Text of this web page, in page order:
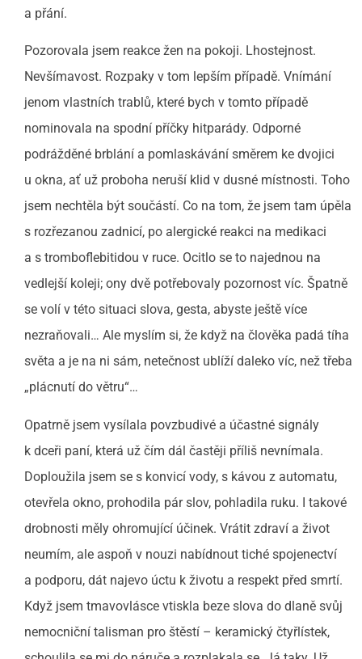
a přání.
Pozorovala jsem reakce žen na pokoji. Lhostejnost.
Nevšímavost. Rozpaky v tom lepším případě. Vnímání
jenom vlastních trablů, které bych v tomto případě
nominovala na spodní příčky hitparády. Odporné
podrážděné brblání a pomlaskávání směrem ke dvojici
u okna, ať už proboha neruší klid v dusné místnosti. Toho
jsem nechtěla být součástí. Co na tom, že jsem tam úpěla
s rozřezanou zadnicí, po alergické reakci na medikaci
a s tromboflebitidou v ruce. Ocitlo se to najednou na
vedlejší koleji; ony dvě potřebovaly pozornost víc. Špatně
se volí v této situaci slova, gesta, abyste ještě více
nezraňovali… Ale myslím si, že když na člověka padá tíha
světa a je na ni sám, netečnost ublíží daleko víc, než třeba
„plácnutí do větru“…
Opatrně jsem vysílala povzbudivé a účastné signály
k dceři paní, která už čím dál častěji příliš nevnímala.
Doploužila jsem se s konvicí vody, s kávou z automatu,
otevřela okno, prohodila pár slov, pohladila ruku. I takové
drobnosti měly ohromující účinek. Vrátit zdraví a život
neumím, ale aspoň v nouzi nabídnout tiché spojenectví
a podporu, dát najevo úctu k životu a respekt před smrtí.
Když jsem tmavovlásce vtiskla beze slova do dlaně svůj
nemocniční talisman pro štěstí – keramický čtyřlístek,